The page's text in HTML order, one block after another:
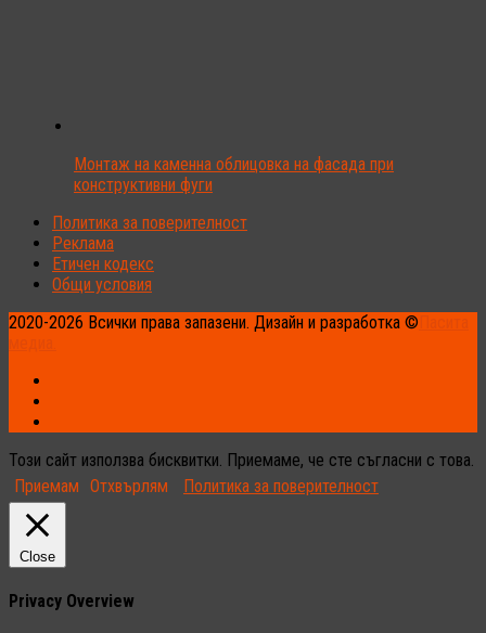
Монтаж на каменна облицовка на фасада при
конструктивни фуги
Политика за поверителност
Реклама
Етичен кодекс
Общи условия
2020-2026 Всички права запазени. Дизайн и разработка ©
Този сайт използва бисквитки. Приемаме, че сте съгласни с това.
Приемам Отхвърлям Политика за поверителност
Close
Privacy Overview